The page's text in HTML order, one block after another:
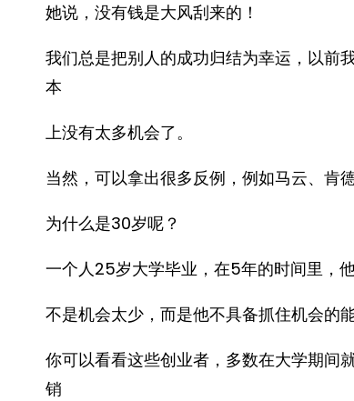
她说，没有钱是大风刮来的！
我们总是把别人的成功归结为幸运，以前
本
上没有太多机会了。
当然，可以拿出很多反例，例如马云、肯
为什么是30岁呢？
一个人25岁大学毕业，在5年的时间里，
不是机会太少，而是他不具备抓住机会的
你可以看看这些创业者，多数在大学期间
销